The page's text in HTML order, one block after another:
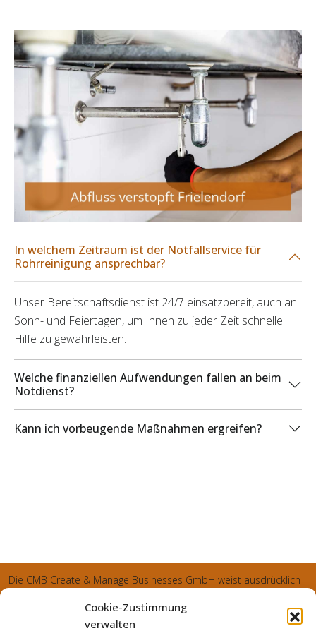
Cookie-Zustimmung
verwalten
In welchem Zeitraum ist der Notfallservice für
Rohrreinigung ansprechbar?
Unser Bereitschaftsdienst ist 24/7 einsatzbereit, auch an
Sonn- und Feiertagen, um Ihnen zu jeder Zeit schnelle
Hilfe zu gewährleisten.
Welche finanziellen Aufwendungen fallen an beim
Notdienst?
Kann ich vorbeugende Maßnahmen ergreifen?
Die CMB Create & Manage Businesses GmbH weist ausdrücklich
und sämtliche generierte Aufträge an die SecuPart GmbH